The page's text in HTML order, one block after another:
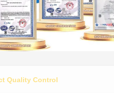
Quality Control